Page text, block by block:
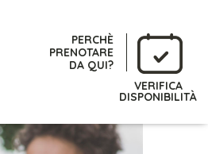
PERCHÈ
PRENOTARE
DA QUI?
VERIFICA
DISPONIBILITÀ